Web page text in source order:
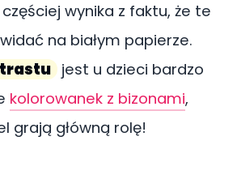
wynika z faktu, że te
na białym papierze.
jest u dzieci bardzo
kolorowanek z bizonami,
grają główną rolę!